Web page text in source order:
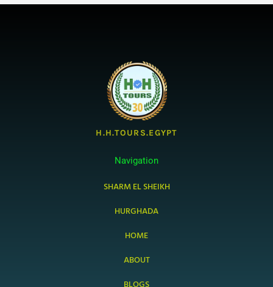
H.H.TOURS.EGYPT
Navigation
SHARM EL SHEIKH
HURGHADA
HOME
ABOUT